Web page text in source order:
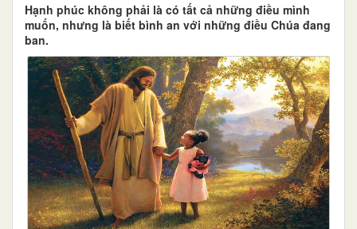
Hạnh phúc không phải là có tất cả những điều mình
muốn, nhưng là biết bình an với những điều Chúa đang
ban.